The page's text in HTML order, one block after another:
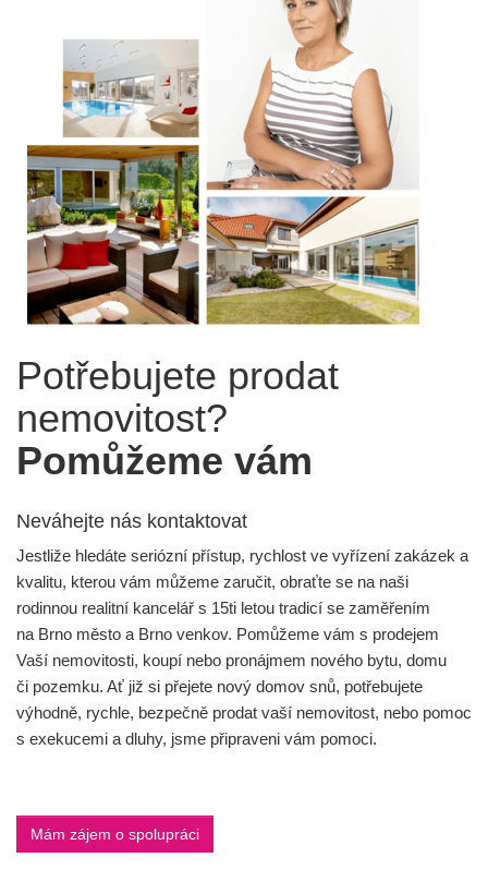
Potřebujete prodat
nemovitost?
Pomůžeme vám
Neváhejte nás kontaktovat
Jestliže hledáte seriózní přístup, rychlost ve vyřízení zakázek a
kvalitu, kterou vám můžeme zaručit, obraťte se na naši
rodinnou realitní kancelář s 15ti letou tradicí se zaměřením
na Brno město a Brno venkov. Pomůžeme vám s prodejem
Vaší nemovitosti, koupí nebo pronájmem nového bytu, domu
či pozemku. Ať již si přejete nový domov snů, potřebujete
výhodně, rychle, bezpečně prodat vaší nemovitost, nebo pomoc
s exekucemi a dluhy, jsme připraveni vám pomoci.
Mám zájem o spolupráci